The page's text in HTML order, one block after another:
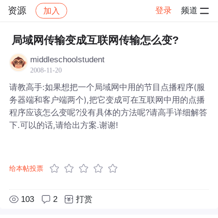
资源 加入 登录 频道
社区 资源 帖子详情
局域网传输变成互联网传输怎么变?
middleschoolstudent
2008-11-20
请教高手:如果想把一个局域网中用的节目点播程序(服
务器端和客户端两个),把它变成可在互联网中用的点播
程序应该怎么变呢?没有具体的方法呢?请高手详细解答
下.可以的话,请给出方案.谢谢!
给本帖投票
103 2 打赏